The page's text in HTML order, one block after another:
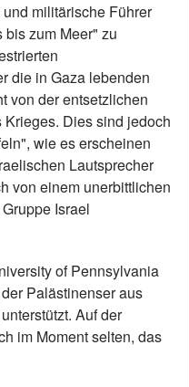
militärische Führer
zum Meer" zu
die in Gaza lebenden
von der entsetzlichen
Dies sind jedoch
wie es erscheinen
Lautsprecher
von einem unerbittlichen
Israel
of Pennsylvania
Palästinenser aus
Auf der
im Moment selten, das